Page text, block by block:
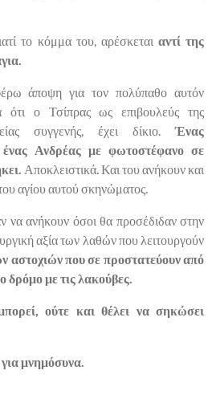
το κόμμα του, αρέσκεται αντί της
άποψη για τον πολύπαθο αυτόν
ότι ο Τσίπρας ως επιβουλεύς της
συγγενής, έχει δίκιο.Ένας
ένας Ανδρέας με φωτοστέφανο σε
Αποκλειστικά. Και του ανήκουν και
αγίου αυτού σκηνώματος.
ανήκουν όσοι θα προσέδιδαν στην
αξία των λαθών που λειτουργούν
αστοχιών που σε προστατεύουν από
δρόμο με τις λακούβες.
ούτε και θέλει να σηκώσει
για μνημόσυνα.